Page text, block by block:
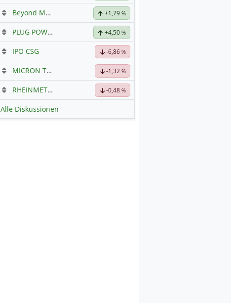
Beyond Meat Hauptdiskussion +1,79%
PLUG POWER Hauptdiskussion +4,50%
IPO CSG -6,86%
MICRON TECHNOLOGY Hauptdiskussion
-1,32%
RHEINMETALL Hauptdiskussion-0,48%
Alle Diskussionen